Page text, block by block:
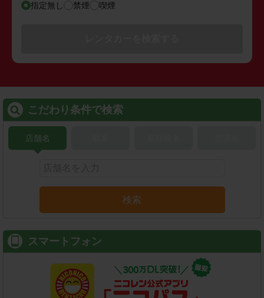
指定無し 禁煙 喫煙
こだわり条件で検索
店舗名
検索
スマートフォン